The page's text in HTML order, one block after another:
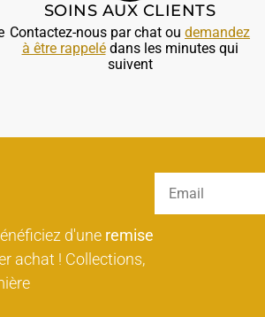
SOINS AUX CLIENTS
Contactez-nous par chat ou demandez
à être rappelédans les minutes qui
suivent
d'une remise
achat ! Collections,